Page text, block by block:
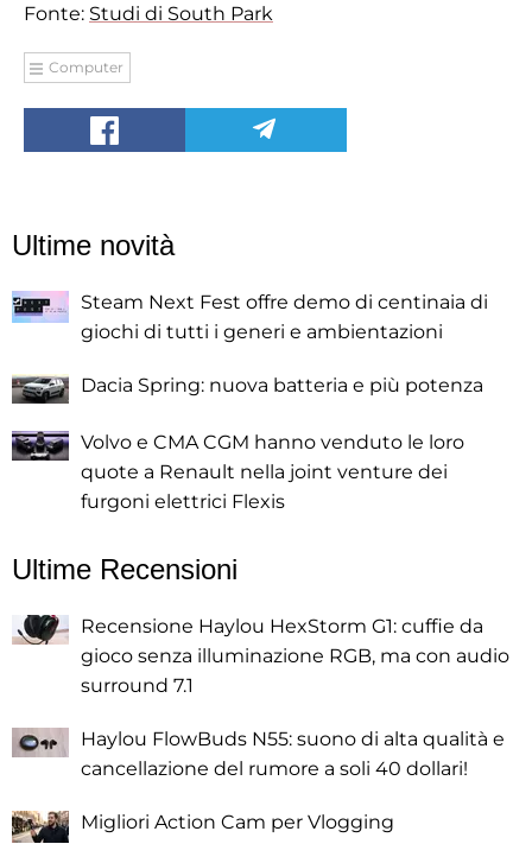
Fonte: Studi di South Park
Computer
Ultime novità
Steam Next Fest offre demo di centinaia di
giochi di tutti i generi e ambientazioni
Dacia Spring: nuova batteria e più potenza
Volvo e CMA CGM hanno venduto le loro
quote a Renault nella joint venture dei
furgoni elettrici Flexis
Ultime Recensioni
Recensione Haylou HexStorm G1: cuffie da
gioco senza illuminazione RGB, ma con audio
surround 7.1
Haylou FlowBuds N55: suono di alta qualità e
cancellazione del rumore a soli 40 dollari!
Migliori Action Cam per Vlogging